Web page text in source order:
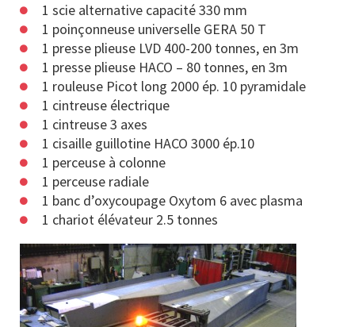
1 scie alternative capacité 330 mm
1 poinçonneuse universelle GERA 50 T
1 presse plieuse LVD 400-200 tonnes, en 3m
1 presse plieuse HACO – 80 tonnes, en 3m
1 rouleuse Picot long 2000 ép. 10 pyramidale
1 cintreuse électrique
1 cintreuse 3 axes
1 cisaille guillotine HACO 3000 ép.10
1 perceuse à colonne
1 perceuse radiale
1 banc d’oxycoupage Oxytom 6 avec plasma
1 chariot élévateur 2.5 tonnes